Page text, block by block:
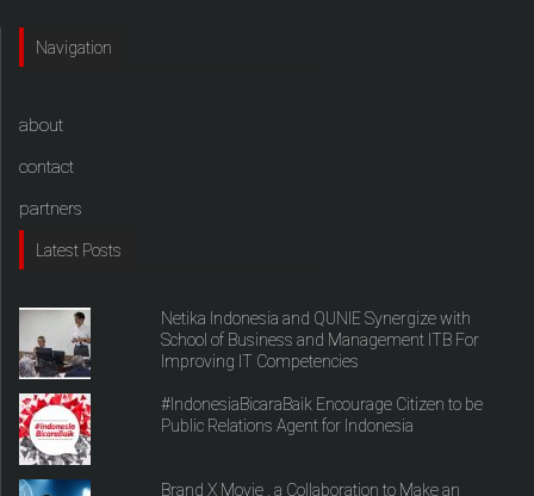
Navigation
about
contact
partners
Latest Posts
Netika Indonesia and QUNIE Synergize with
School of Business and Management ITB For
Improving IT Competencies
#IndonesiaBicaraBaik Encourage Citizen to be
Public Relations Agent for Indonesia
Brand X Movie , a Collaboration to Make an